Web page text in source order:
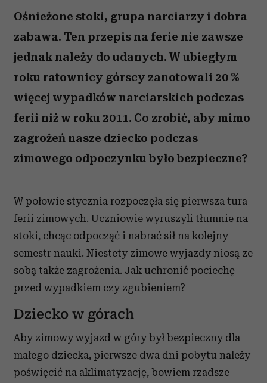
Ośnieżone stoki, grupa narciarzy i dobra
zabawa. Ten przepis na ferie nie zawsze
jednak należy do udanych. W ubiegłym
roku ratownicy górscy zanotowali 20 %
więcej wypadków narciarskich podczas
ferii niż w roku 2011. Co zrobić, aby mimo
zagrożeń nasze dziecko podczas
zimowego odpoczynku było bezpieczne?
W połowie stycznia rozpoczęła się pierwsza tura
ferii zimowych. Uczniowie wyruszyli tłumnie na
stoki, chcąc odpocząć i nabrać sił na kolejny
semestr nauki. Niestety zimowe wyjazdy niosą ze
sobą także zagrożenia. Jak uchronić pociechę
przed wypadkiem czy zgubieniem?
Dziecko w górach
Aby zimowy wyjazd w góry był bezpieczny dla
małego dziecka, pierwsze dwa dni pobytu należy
poświęcić na aklimatyzację, bowiem rzadsze